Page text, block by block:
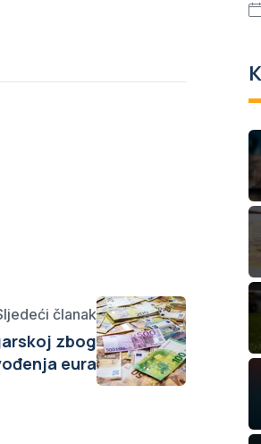
članak
zbog
eura